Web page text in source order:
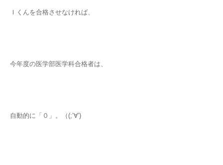
Ｉくんを合格させなければ、
今年度の医学部医学科合格者は、
自動的に「０」。（(;’∀’)